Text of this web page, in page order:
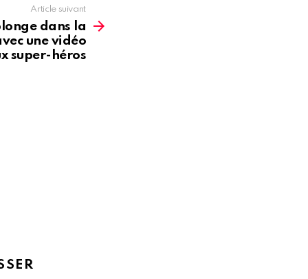
Article suivant
dans la
une vidéo
super-héros